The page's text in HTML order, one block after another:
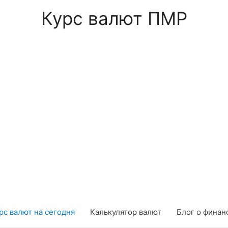
Курс валют ПМР
валют на сегодня Калькулятор валют Блог о